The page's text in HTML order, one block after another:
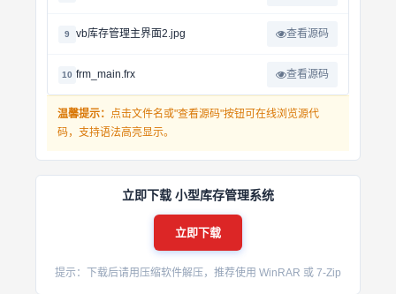
9 vb库存管理主界面2.jpg 查看源码
10 frm_main.frx 查看源码
温馨提示： 点击文件名或"查看源码"按钮可在线浏览源代
码，支持语法高亮显示。
立即下载 小型库存管理系统
立即下载
提示：下载后请用压缩软件解压，推荐使用 WinRAR 或 7-Zip